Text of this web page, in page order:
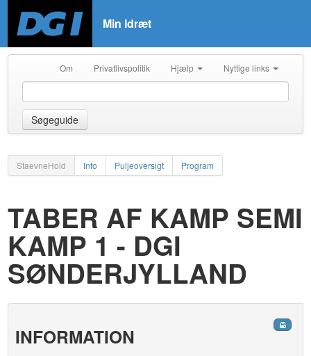
Min Idræt
Om Privatlivspolitik Hjælp Nyttige links
Søgeguide
StaevneHold Info Puljeoversigt Program
TABER AF KAMP SEMI
KAMP 1 - DGI
SØNDERJYLLAND
INFORMATION